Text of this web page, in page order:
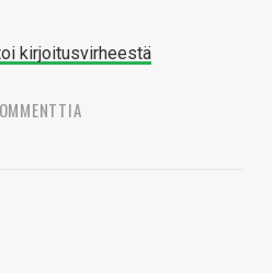
kirjoitusvirheestä